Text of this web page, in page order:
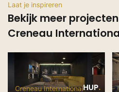
Laat je inspireren
Bekijk meer
Creneau
Creneau InternationalHUP